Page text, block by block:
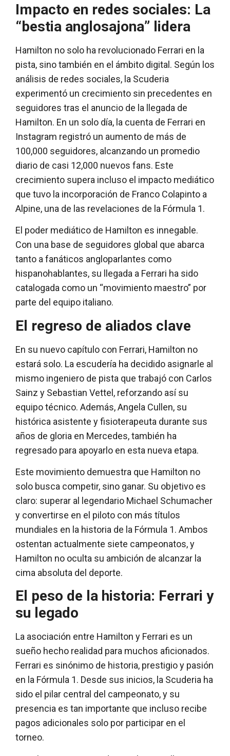
Impacto en redes sociales: La
“bestia anglosajona” lidera
Hamilton no solo ha revolucionado Ferrari en la
pista, sino también en el ámbito digital. Según los
análisis de redes sociales, la Scuderia
experimentó un crecimiento sin precedentes en
seguidores tras el anuncio de la llegada de
Hamilton. En un solo día, la cuenta de Ferrari en
Instagram registró un aumento de más de
100,000 seguidores, alcanzando un promedio
diario de casi 12,000 nuevos fans. Este
crecimiento supera incluso el impacto mediático
que tuvo la incorporación de Franco Colapinto a
Alpine, una de las revelaciones de la Fórmula 1.
El poder mediático de Hamilton es innegable.
Con una base de seguidores global que abarca
tanto a fanáticos angloparlantes como
hispanohablantes, su llegada a Ferrari ha sido
catalogada como un “movimiento maestro” por
parte del equipo italiano.
El regreso de aliados clave
En su nuevo capítulo con Ferrari, Hamilton no
estará solo. La escudería ha decidido asignarle al
mismo ingeniero de pista que trabajó con Carlos
Sainz y Sebastian Vettel, reforzando así su
equipo técnico. Además, Angela Cullen, su
histórica asistente y fisioterapeuta durante sus
años de gloria en Mercedes, también ha
regresado para apoyarlo en esta nueva etapa.
Este movimiento demuestra que Hamilton no
solo busca competir, sino ganar. Su objetivo es
claro: superar al legendario Michael Schumacher
y convertirse en el piloto con más títulos
mundiales en la historia de la Fórmula 1. Ambos
ostentan actualmente siete campeonatos, y
Hamilton no oculta su ambición de alcanzar la
cima absoluta del deporte.
El peso de la historia: Ferrari y
su legado
La asociación entre Hamilton y Ferrari es un
sueño hecho realidad para muchos aficionados.
Ferrari es sinónimo de historia, prestigio y pasión
en la Fórmula 1. Desde sus inicios, la Scuderia ha
sido el pilar central del campeonato, y su
presencia es tan importante que incluso recibe
pagos adicionales solo por participar en el
torneo.